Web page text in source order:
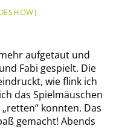
aufgetaut und
Fabi gespielt. Die
wie flink ich
das Spielmäuschen
konnten. Das
gemacht! Abends